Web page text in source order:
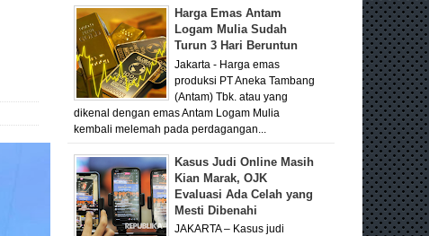
Harga Emas Antam
Logam Mulia Sudah
Turun 3 Hari Beruntun
Jakarta - Harga emas
produksi PT Aneka Tambang
(Antam) Tbk. atau yang
dikenal dengan emas Antam Logam Mulia
kembali melemah pada perdagangan...
Kasus Judi Online Masih
Kian Marak, OJK
Evaluasi Ada Celah yang
Mesti Dibenahi
JAKARTA – Kasus judi